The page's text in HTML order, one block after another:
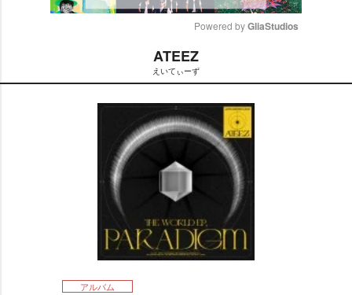
t
e
Powered by GliaStudios
ATEEZ
えいてぃーず
アルバム